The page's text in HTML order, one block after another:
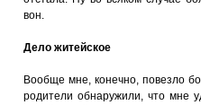
вон.
Дело житейское
Вообще мне, конечно, повезло
родители обнаружили, что мне